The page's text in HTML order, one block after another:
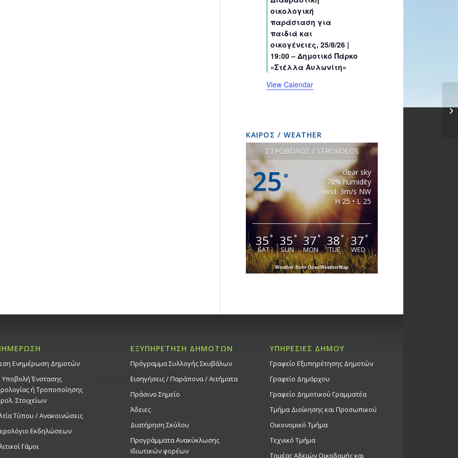
sssss
t
s
t
s
t
s
t
s
t
s
t
s
οικολογική
παράσταση για
παιδιά και
οικογένειες, 25/8/26 |
19:00 – Δημοτικό Πάρκο
«Στέλλα Αυλωνίτη»
View Calendar
ΚΑΙΡΟΣ / WEATHER
ΣΤΡΟΒΟΛΟΣ / STROVOLOS
25 °
clear sky
78% humidity
wind: 3m/s NW
H 25 • L 25
35°
SAT
35°
SUN
37°
MON
38°
TUE
37°
WED
Weather from OpenWeatherMap
Ενημέρωση Δημοτών
Υποβολή Ένστασης
ή Τροποποίησης
Στοιχείων
Τύπου / Ανακοινώσεις
Εκδηλώσεων
Γάμοι
ΕΞΥΠΗΡΕΤΗΣΗ ΔΗΜΟΤΩΝ
Πρόγραμμα Συλλογής Σκυβάλων
Εισηγήσεις / Παράπονα / Αιτήματα
Πράσινο Σημείο
Άδειες
Διατήρηση Σκύλου
Προγράμματα Ανακύκλωσης
Ιδιωτικών φορέων
ΥΠΗΡΕΣΙΕΣ ΔΗΜΟΥ
Γραφείο Εξυπηρέτησης Δημοτών
Γραφείο Δημάρχου
Γραφείο Δημοτικού Γραμματέα
Τμήμα Διοίκησης και Προσωπικού
Οικονομικό Τμήμα
Τεχνικό Τμήμα
Τομέας Αδειών Οικοδομής και